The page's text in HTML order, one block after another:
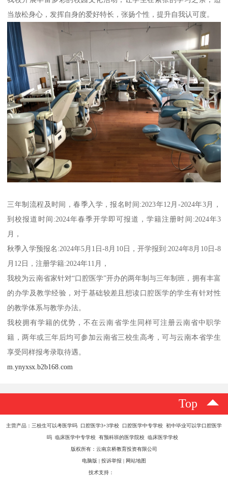
当放松身心，发挥自身的爱好特长，张扬个性，提升自我认可度。
三年制流程及时间，春季入学，报名时间:2023年12月-2024年3月，
到校报道时间:2024年春季开学即可报道，学籍注册时间:2024年3
月，
秋季入学预报名:2024年5月1日-8月10日，开学报到:2024年8月10日-8
月12日，注册学籍:2024年11月，
我校为云南省家针对“口腔医学”开办的两年制与三年制班，拥有丰富
的办学及教学经验，对于基础较差且想读口腔医学的学生有针对性
的教学体系与教学办法。
我校拥有学籍的优势，不在云南省学生同样可注册云南省中职学
籍，两年或三年后均可参加云南省三校生高考，可与云南本省学生
享受同样报考录取待遇。
m.ynyxsx.b2b168.com
Top
主营产品：三校生可以考医学吗 口腔医学3+3学校 口腔医学中专学校 初中毕业可以学口腔医学
吗 临床医学中专学校 有预科班的医学院校 临床医学学校
版权所有：云南京桥教育投资有限公司
电脑版 | 投诉举报 | 网站地图
技术支持：